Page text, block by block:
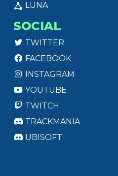
LUNA
SOCIAL
TWITTER
FACEBOOK
INSTAGRAM
YOUTUBE
TWITCH
TRACKMANIA
UBISOFT